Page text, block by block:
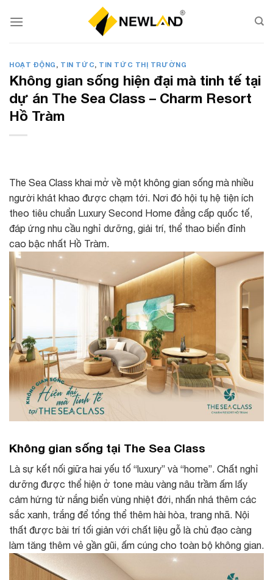
HOẠT ĐỘNG , TIN TỨC, TIN TỨC THỊ TRƯỜNG
Không gian sống hiện đại mà tinh tế tại
dự án The Sea Class – Charm Resort
Hồ Tràm
The Sea Class khai mở về một không gian sống mà nhiều
người khát khao được chạm tới. Nơi đó hội tụ hệ tiện ích
theo tiêu chuẩn Luxury Second Home đẳng cấp quốc tế,
đáp ứng nhu cầu nghỉ dưỡng, giải trí, thể thao biển đỉnh
cao bậc nhất Hồ Tràm.
Không gian sống tại The Sea Class
Là sự kết nối giữa hai yếu tố “luxury” và “home”. Chất nghỉ
dưỡng được thể hiện ở tone màu vàng nâu trầm ấm lấy
cảm hứng từ nắng biển vùng nhiệt đới, nhấn nhá thêm các
sắc xanh, trắng để tổng thể thêm hài hòa, trang nhã. Nội
thất được bài trí tối giản với chất liệu gỗ là chủ đạo càng
làm tăng thêm vẻ gần gũi, ấm cúng cho toàn bộ không gian.